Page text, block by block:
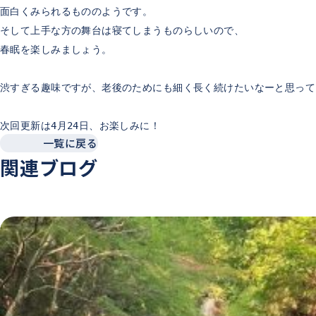
面白くみられるもののようです。
そして上手な方の舞台は寝てしまうものらしいので、
春眠を楽しみましょう。
渋すぎる趣味ですが、老後のためにも細く長く続けたいなーと思っ
次回更新は4月24日、お楽しみに！
一覧に戻る
関連ブログ